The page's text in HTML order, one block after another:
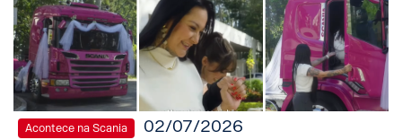
Acontece na Scania 02/07/2026